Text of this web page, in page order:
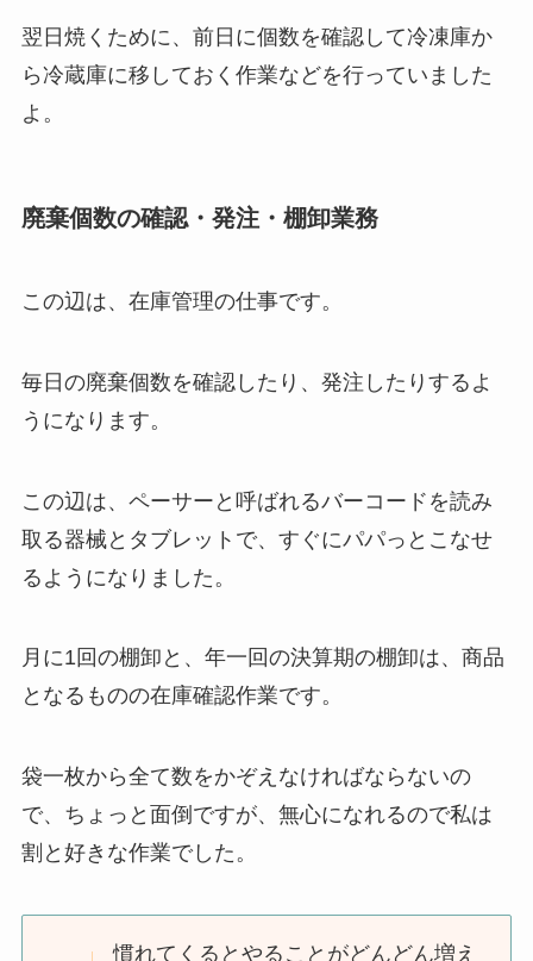
翌日焼くために、前日に個数を確認して冷凍庫か
ら冷蔵庫に移しておく作業などを行っていました
よ。
廃棄個数の確認・発注・棚卸業務
この辺は、在庫管理の仕事です。
毎日の廃棄個数を確認したり、発注したりするよ
うになります。
この辺は、ペーサーと呼ばれるバーコードを読み
取る器械とタブレットで、すぐにパパっとこなせ
るようになりました。
月に1回の棚卸と、年一回の決算期の棚卸は、商品
となるものの在庫確認作業です。
袋一枚から全て数をかぞえなければならないの
で、ちょっと面倒ですが、無心になれるので私は
割と好きな作業でした。
慣れてくるとやることがどんどん増え